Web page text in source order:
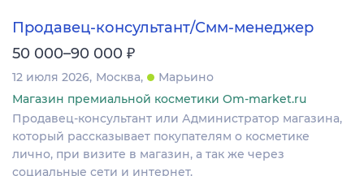
Продавец-консультант/Смм-менеджер
50 000–90 000 ₽
12 июля 2026 Москва
Марьино
Магазин премиальной косметики Om-market.ru
Продавец-консультант или Администратор магазина,
который рассказывает покупателям о косметике
лично, при визите в магазин, а так же через
социальные сети и интернет.